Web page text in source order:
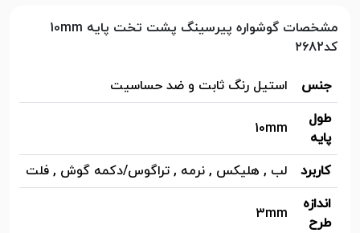
مشخصات گوشواره پیرسینگ پشت تخت پایه 10mm
کد۲۶82
جنس
استیل رنگ ثابت و ضد حساسیت
طول
پایه
10mm
کاربرد
لب , هلیکس , نرمه , تراگوس/دکمه گوش , فلت
اندازه
طرح
3mm